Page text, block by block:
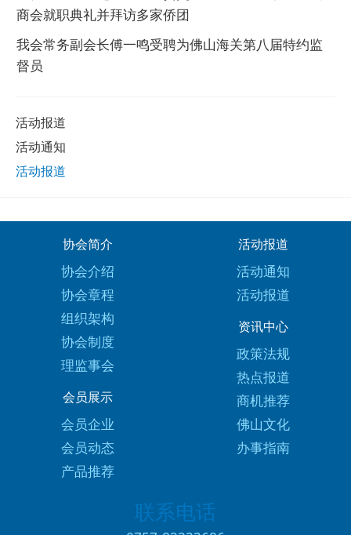
商会就职典礼并拜访多家侨团
我会常务副会长傅一鸣受聘为佛山海关第八届特约监
督员
活动报道
活动通知
活动报道
协会简介
协会介绍
协会章程
组织架构
协会制度
理监事会
活动报道
活动通知
活动报道
资讯中心
政策法规
热点报道
商机推荐
佛山文化
办事指南
会员展示
会员企业
会员动态
产品推荐
联系电话